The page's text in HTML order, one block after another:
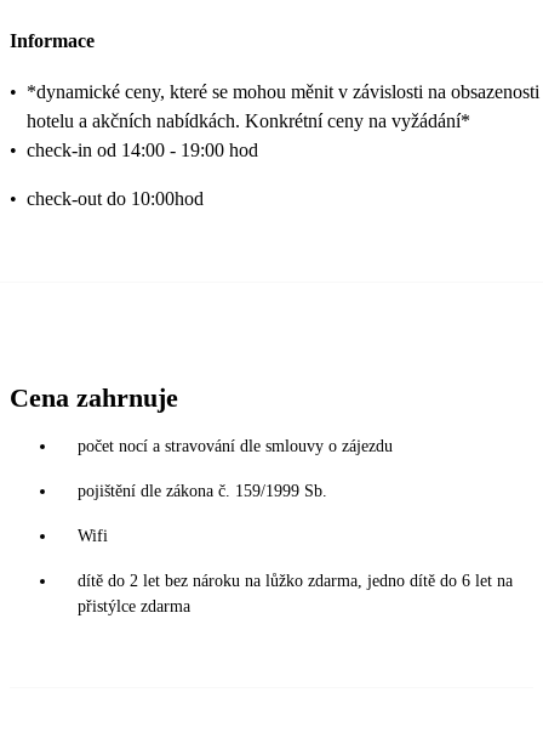
Informace
• *dynamické ceny, které se mohou měnit v závislosti na obsazenosti
hotelu a akčních nabídkách. Konkrétní ceny na vyžádání*
• check-in od 14:00 - 19:00 hod
• check-out do 10:00hod
Cena zahrnuje
počet nocí a stravování dle smlouvy o zájezdu
pojištění dle zákona č. 159/1999 Sb.
Wifi
dítě do 2 let bez nároku na lůžko zdarma, jedno dítě do 6 let na
přistýlce zdarma